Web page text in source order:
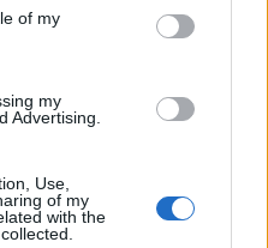
of my
my
Advertising.
Use,
of my
with the
erőforrások
vesz részt.
megépítésének időpontja
István 1268-ban kelt
során több birtokosa is
Bebek család játszotta a